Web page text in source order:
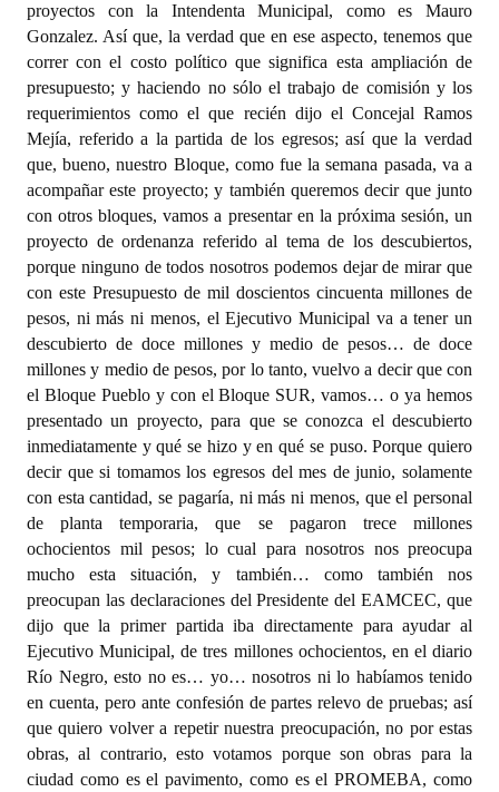
proyectos con la Intendenta Municipal, como es Mauro
Gonzalez. Así que, la verdad que en ese aspecto, tenemos que
correr con el costo político que significa esta ampliación de
presupuesto; y haciendo no sólo el trabajo de comisión y los
requerimientos como el que recién dijo el Concejal Ramos
Mejía, referido a la partida de los egresos; así que la verdad
que, bueno, nuestro Bloque, como fue la semana pasada, va a
acompañar este proyecto; y también queremos decir que junto
con otros bloques, vamos a presentar en la próxima sesión, un
proyecto de ordenanza referido al tema de los descubiertos,
porque ninguno de todos nosotros podemos dejar de mirar que
con este Presupuesto de mil doscientos cincuenta millones de
pesos, ni más ni menos, el Ejecutivo Municipal va a tener un
descubierto de doce millones y medio de pesos… de doce
millones y medio de pesos, por lo tanto, vuelvo a decir que con
el Bloque Pueblo y con el Bloque SUR, vamos… o ya hemos
presentado un proyecto, para que se conozca el descubierto
inmediatamente y qué se hizo y en qué se puso. Porque quiero
decir que si tomamos los egresos del mes de junio, solamente
con esta cantidad, se pagaría, ni más ni menos, que el personal
de planta temporaria, que se pagaron trece millones
ochocientos mil pesos; lo cual para nosotros nos preocupa
mucho esta situación, y también… como también nos
preocupan las declaraciones del Presidente del EAMCEC, que
dijo que la primer partida iba directamente para ayudar al
Ejecutivo Municipal, de tres millones ochocientos, en el diario
Río Negro, esto no es… yo… nosotros ni lo habíamos tenido
en cuenta, pero ante confesión de partes relevo de pruebas; así
que quiero volver a repetir nuestra preocupación, no por estas
obras, al contrario, esto votamos porque son obras para la
ciudad como es el pavimento, como es el PROMEBA, como